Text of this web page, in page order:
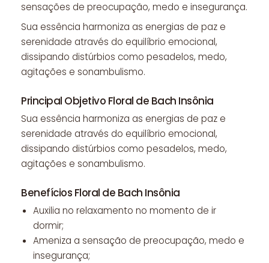
sensações de preocupação, medo e insegurança.
Sua essência harmoniza as energias de paz e
serenidade através do equilíbrio emocional,
dissipando distúrbios como pesadelos, medo,
agitações e sonambulismo.
Principal Objetivo Floral de Bach Insônia
Sua essência harmoniza as energias de paz e
serenidade através do equilíbrio emocional,
dissipando distúrbios como pesadelos, medo,
agitações e sonambulismo.
Benefícios Floral de Bach Insônia
Auxilia no relaxamento no momento de ir
dormir;
Ameniza a sensação de preocupação, medo e
insegurança;